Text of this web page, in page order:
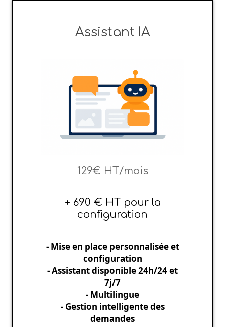
Assistant IA
129€ HT/mois
+ 690 € HT pour la
configuration
- Mise en place personnalisée et
configuration
- Assistant disponible 24h/24 et
7j/7
- Multilingue
- Gestion intelligente des
demandes